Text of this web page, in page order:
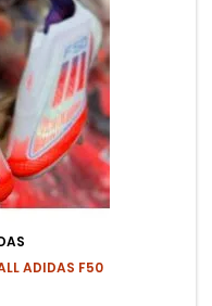
ADIDAS F50